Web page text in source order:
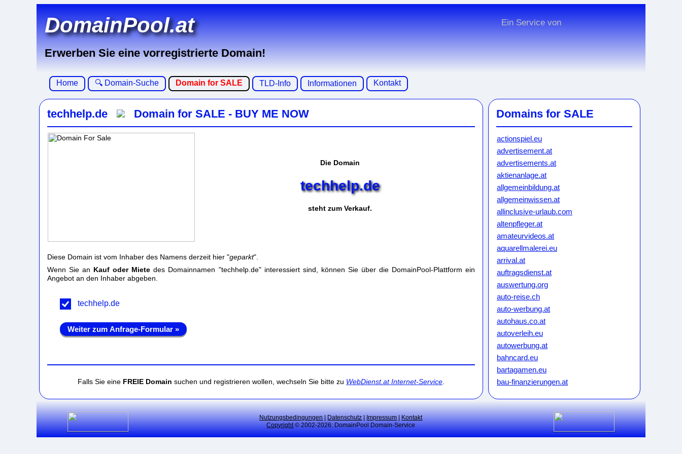
DomainPool.at
Erwerben Sie eine vorregistrierte Domain!
Ein Service von
Home 🔍 Domain-Suche Domain for SALE TLD-Info Informationen Kontakt
techhelp.de Domain for SALE - BUY ME NOW
Die Domain
techhelp.de
steht zum Verkauf.
Diese Domain ist vom Inhaber des Namens derzeit hier "geparkt".
Wenn Sie an Kauf oder Miete des Domainnamen "techhelp.de" interessiert sind, können Sie über die DomainPool-Plattform ein
Angebot an den Inhaber abgeben.
techhelp.de
Weiter zum Anfrage-Formular »
Falls Sie eine FREIE Domain suchen und registrieren wollen, wechseln Sie bitte zu WebDienst.at Internet-Service
Domains for SALE
actionspiel.eu
advertisement.at
advertisements.at
aktienanlage.at
allgemeinbildung.at
allgemeinwissen.at
allinclusive-urlaub.com
altenpfleger.at
amateurvideos.at
aquarellmalerei.eu
arrival.at
auftragsdienst.at
auswertung.org
auto-reise.ch
auto-werbung.at
autohaus.co.at
autoverleih.eu
autowerbung.at
bahncard.eu
bartagamen.eu
bau-finanzierungen.at
bikeweb.de
bluecard.at
blumenkauf.at
Nutzungsbedingungen|Datenschutz|Impressum|Kontakt
Copyright© 2002-2026: DomainPool Domain-Service